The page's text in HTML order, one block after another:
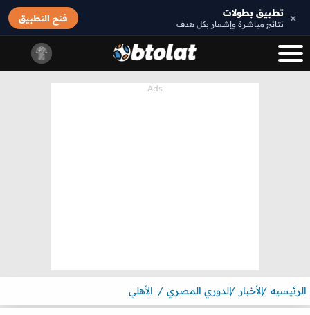
× تطبيق بطولات
نتائج مباشرة وإشعار بكل هدف
فتح التطبيق
الرئيسيه الأخبار الدوري المصري الأهلي